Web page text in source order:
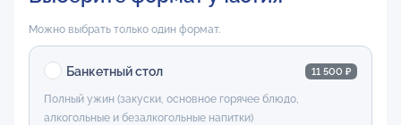
Можно выбрать только один формат.
Банкетный стол 11 500 ₽
Полный ужин (закуски, основное горячее блюдо,
алкогольные и безалкогольные напитки)